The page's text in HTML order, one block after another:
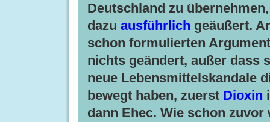
Deutschland zu
dazu ausführlich geäußert.
schon formulierten
nichts geändert, außer dass
neue Lebensmittelskandale
bewegt haben, zuerst Dioxin
dann Ehec. Wie schon zuvor